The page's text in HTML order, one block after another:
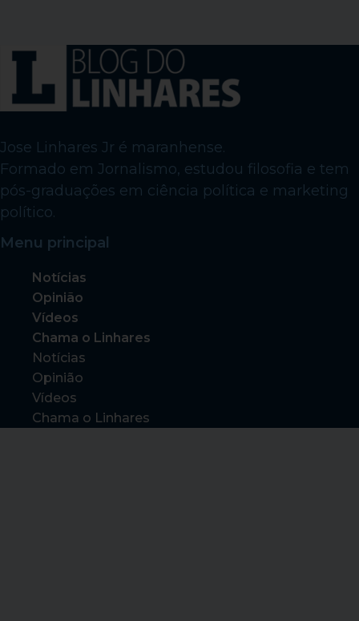
Jose Linhares Jr é maranhense.
Formado em Jornalismo, estudou filosofia e tem
pós-graduações em ciência política e marketing
político.
Menu principal
Notícias
Opinião
Vídeos
Chama o Linhares
Notícias
Opinião
Vídeos
Chama o Linhares